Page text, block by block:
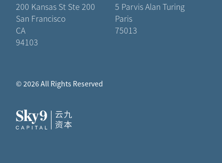
200 Kansas St Ste 200
San Francisco
CA
94103
5 Parvis Alan Turing
Paris
75013
© 2026 All Rights Reserved